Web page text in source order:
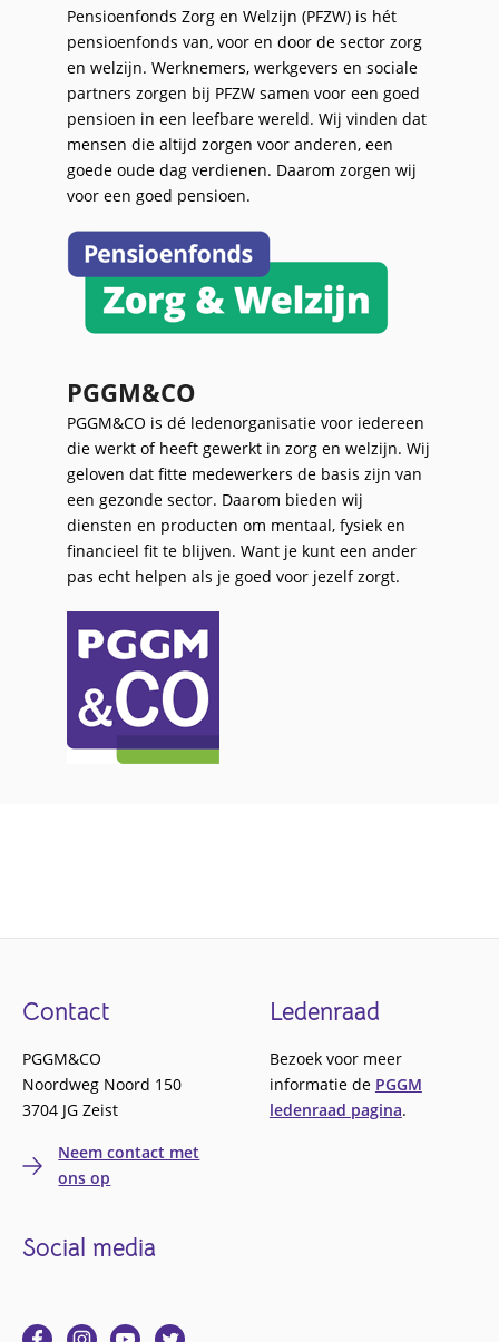
Pensioenfonds Zorg en Welzijn (PFZW) is hét
pensioenfonds van, voor en door de sector zorg
en welzijn. Werknemers, werkgevers en sociale
partners zorgen bij PFZW samen voor een goed
pensioen in een leefbare wereld. Wij vinden dat
mensen die altijd zorgen voor anderen, een
goede oude dag verdienen. Daarom zorgen wij
voor een goed pensioen.
PGGM&CO
PGGM&CO is dé ledenorganisatie voor iedereen
die werkt of heeft gewerkt in zorg en welzijn. Wij
geloven dat fitte medewerkers de basis zijn van
een gezonde sector. Daarom bieden wij
diensten en producten om mentaal, fysiek en
financieel fit te blijven. Want je kunt een ander
pas echt helpen als je goed voor jezelf zorgt.
Footer
Contact
PGGM&CO
Noordweg Noord 150
3704 JG Zeist
Neem contact met
ons op
Ledenraad
Bezoek voor meer
informatie de PGGM
ledenraad pagina.
Social media
Ga Ga Ga Ga